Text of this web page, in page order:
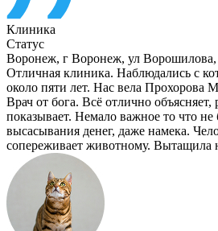
Клиника
Статус
Воронеж, г Воронеж, ул
Отличная клиника. Наблюдались с
около пяти лет. Нас вела Прохорова
Врач от бога. Всё отлично объясняет,
показывает. Немало важное то что
высасывания денег, даже намека.
сопереживает животному. Вытащила